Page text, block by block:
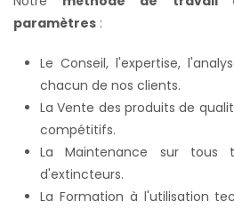
paramètres :
Le Conseil, l'expertise,
chacun de nos clients.
La Vente des produits de
compétitifs.
La Maintenance sur tous
d'extincteurs.
La Formation à l'utilisation